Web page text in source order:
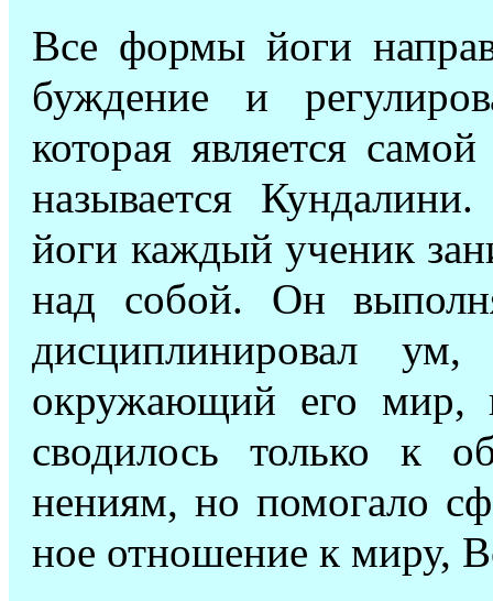
Все формы йоги
буждение и
которая является
называется
йоги каждый ученик
над собой. Он
дисциплинировал
окружающий его мир,
сводилось только к
нениям, но помогало
ное отношение к миру,